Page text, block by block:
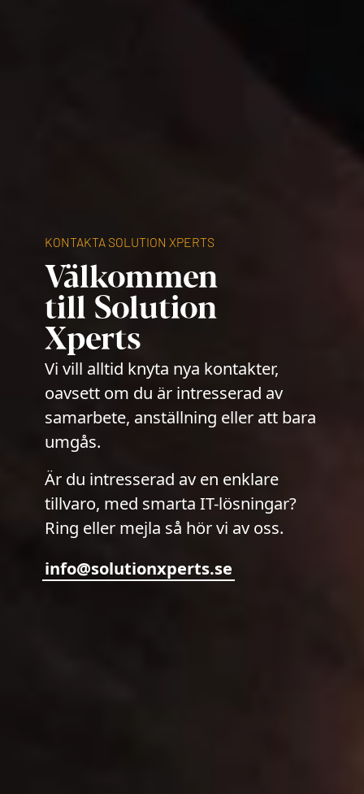
KONTAKTA SOLUTION XPERTS
Välkommen
till Solution
Xperts
Vi vill alltid knyta nya kontakter,
oavsett om du är intresserad av
samarbete, anställning eller att bara
umgås.
Är du intresserad av en enklare
tillvaro, med smarta IT-lösningar?
Ring eller mejla så hör vi av oss.
info@solutionxperts.se